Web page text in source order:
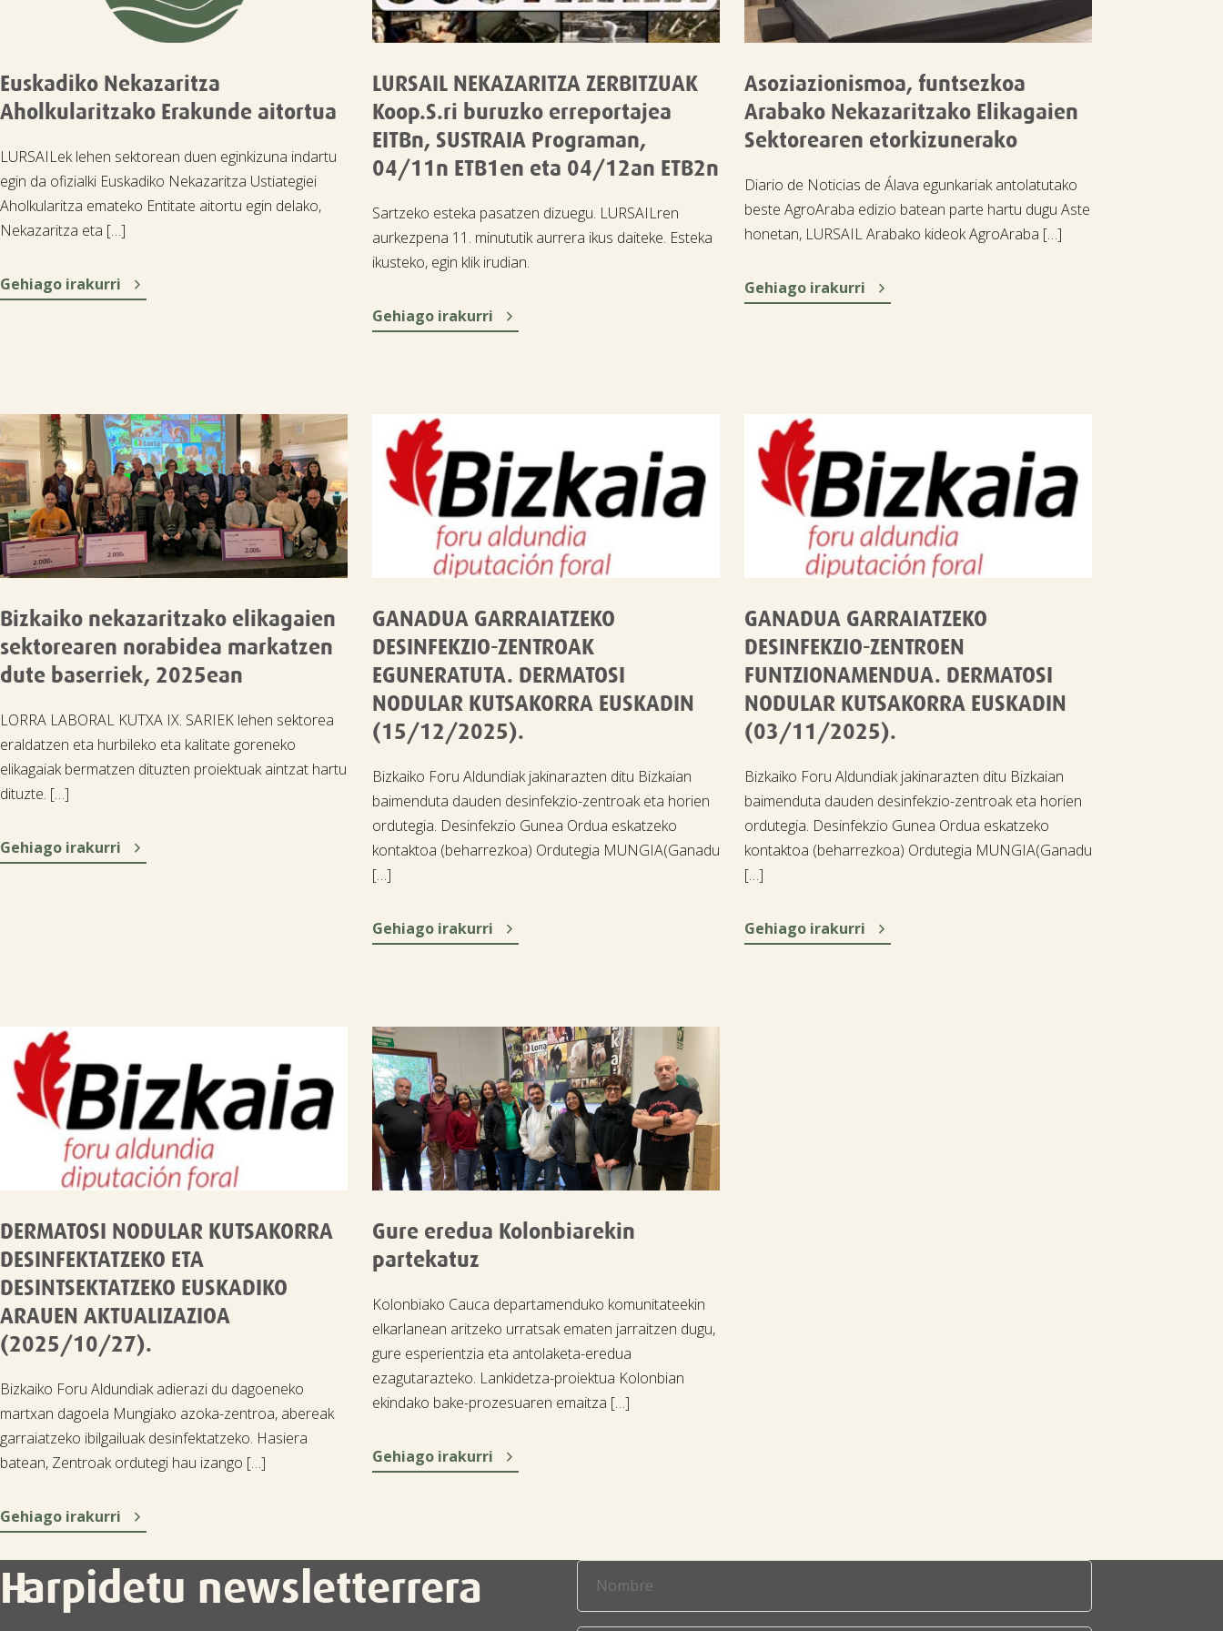

Euskadiko Nekazaritza
Aholkularitzako Erakunde aitortua
LURSAILek lehen sektorean duen eginkizuna indartu
egin da ofizialki Euskadiko Nekazaritza Ustiategiei
Aholkularitza emateko Entitate aitortu egin delako,
Nekazaritza eta […]
Gehiago irakurri 
LURSAIL NEKAZARITZA ZERBITZUAK
Koop.S.ri buruzko erreportajea
EITBn, SUSTRAIA Programan,
04/11n ETB1en eta 04/12an ETB2n
Sartzeko esteka pasatzen dizuegu. LURSAILren
aurkezpena 11. minututik aurrera ikus daiteke. Esteka
ikusteko, egin klik irudian.
Gehiago irakurri 
Asoziazionismoa, funtsezkoa
Arabako Nekazaritzako Elikagaien
Sektorearen etorkizunerako
Diario de Noticias de Álava egunkariak antolatutako
beste AgroAraba edizio batean parte hartu dugu Aste
honetan, LURSAIL Arabako kideok AgroAraba […]
Gehiago irakurri 
Bizkaiko nekazaritzako elikagaien
sektorearen norabidea markatzen
dute baserriek, 2025ean
LORRA LABORAL KUTXA IX. SARIEK lehen sektorea
eraldatzen eta hurbileko eta kalitate goreneko
elikagaiak bermatzen dituzten proiektuak aintzat hartu
dituzte. […]
Gehiago irakurri 
GANADUA GARRAIATZEKO
DESINFEKZIO-ZENTROAK
EGUNERATUTA. DERMATOSI
NODULAR KUTSAKORRA EUSKADIN
(15/12/2025).
Bizkaiko Foru Aldundiak jakinarazten ditu Bizkaian
baimenduta dauden desinfekzio-zentroak eta horien
ordutegia. Desinfekzio Gunea Ordua eskatzeko
kontaktoa (beharrezkoa) Ordutegia MUNGIA(Ganadu
[…]
Gehiago irakurri 
GANADUA GARRAIATZEKO
DESINFEKZIO-ZENTROEN
FUNTZIONAMENDUA. DERMATOSI
NODULAR KUTSAKORRA EUSKADIN
(03/11/2025).
Bizkaiko Foru Aldundiak jakinarazten ditu Bizkaian
baimenduta dauden desinfekzio-zentroak eta horien
ordutegia. Desinfekzio Gunea Ordua eskatzeko
kontaktoa (beharrezkoa) Ordutegia MUNGIA(Ganadu
[…]
Gehiago irakurri 
DERMATOSI NODULAR KUTSAKORRA
DESINFEKTATZEKO ETA
DESINTSEKTATZEKO EUSKADIKO
ARAUEN AKTUALIZAZIOA
(2025/10/27).
Bizkaiko Foru Aldundiak adierazi du dagoeneko
martxan dagoela Mungiako azoka-zentroa, abereak
garraiatzeko ibilgailuak desinfektatzeko. Hasiera
batean, Zentroak ordutegi hau izango […]
Gehiago irakurri 
Gure eredua Kolonbiarekin
partekatuz
Kolonbiako Cauca departamenduko komunitateekin
elkarlanean aritzeko urratsak ematen jarraitzen dugu,
gure esperientzia eta antolaketa-eredua
ezagutarazteko. Lankidetza-proiektua Kolonbian
ekindako bake-prozesuaren emaitza […]
Gehiago irakurri 
Harpidetu newsletterrera